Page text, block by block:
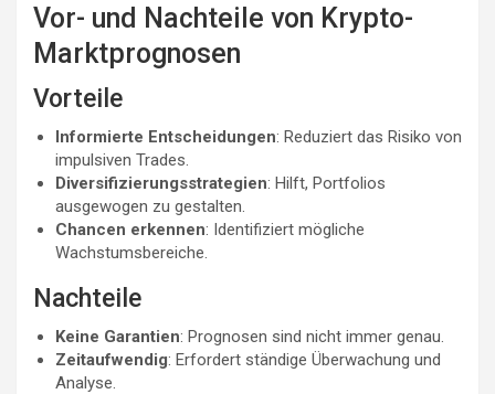
Vor- und Nachteile von Krypto-
Marktprognosen
Vorteile
Informierte Entscheidungen: Reduziert das Risiko von
impulsiven Trades.
Diversifizierungsstrategien: Hilft, Portfolios
ausgewogen zu gestalten.
Chancen erkennen: Identifiziert mögliche
Wachstumsbereiche.
Nachteile
Keine Garantien: Prognosen sind nicht immer genau.
Zeitaufwendig: Erfordert ständige Überwachung und
Analyse.